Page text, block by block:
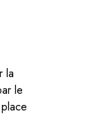
la
le